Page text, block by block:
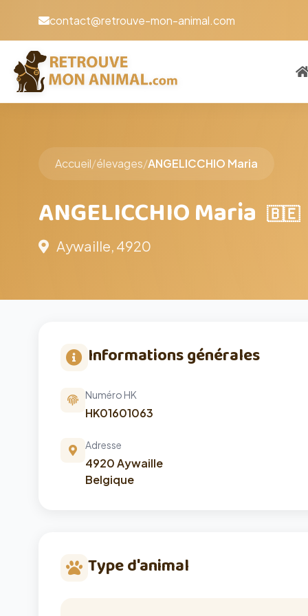
contact@retrouve-mon-animal.com
Accueil/élevages/ANGELICCHIO Maria
ANGELICCHIO Maria 🇧🇪
Aywaille, 4920
Informations générales
Numéro HK
HK01601063
Adresse
4920 Aywaille
Belgique
Type d'animal